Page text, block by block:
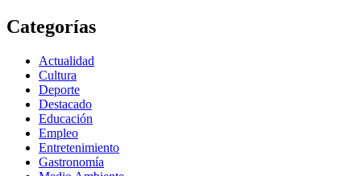
Categorías
Actualidad
Cultura
Deporte
Destacado
Educación
Empleo
Entretenimiento
Gastronomía